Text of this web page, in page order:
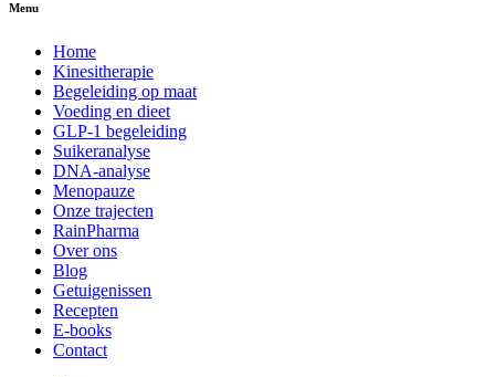
Menu
Home
Kinesitherapie
Begeleiding op maat
Voeding en dieet
GLP-1 begeleiding
Suikeranalyse
DNA-analyse
Menopauze
Onze trajecten
RainPharma
Over ons
Blog
Getuigenissen
Recepten
E-books
Contact